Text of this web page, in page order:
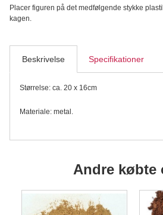
Placer figuren på det medfølgende stykke
kagen.
Beskrivelse Specifikationer
Størrelse: ca. 20 x 16cm
Materiale: metal.
Andre købte